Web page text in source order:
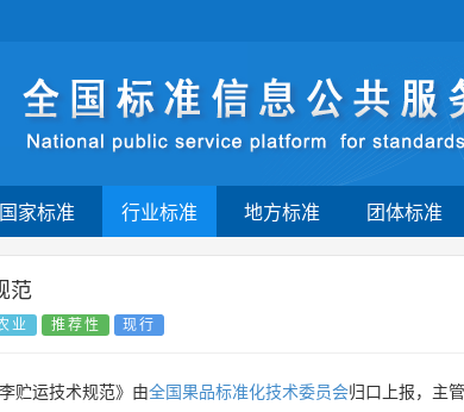
国家标准 行业标准 地方标准 团体标准
范
业 推荐性 现行
贮运技术规范》由全国果品标准化技术委员会归口上报，主